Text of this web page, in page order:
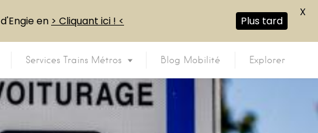
Services Trains Métros Blog Mobilité Explorer
d'Engie en > Cliquant ici ! < Plus tard
X